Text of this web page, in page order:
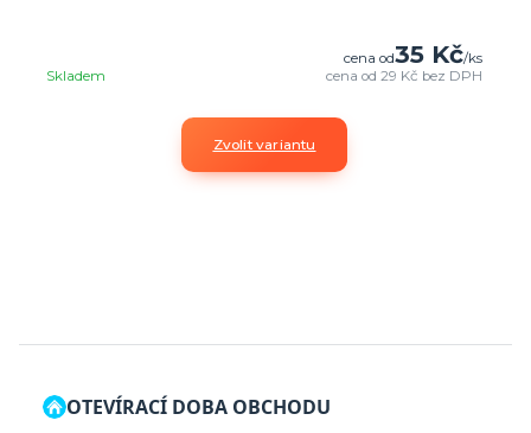
cena od35 Kč/ks
cena od29 Kč bez DPH
Skladem
Zvolit variantu
OTEVÍRACÍ DOBA OBCHODU